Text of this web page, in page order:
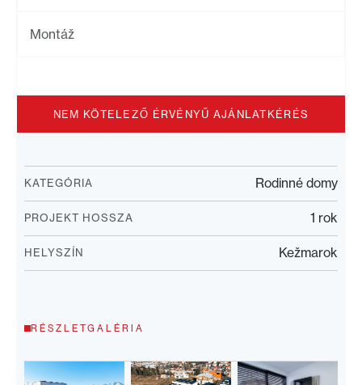
Montáž
NEM KÖTELEZŐ ÉRVÉNYŰ AJÁNLATKÉRÉS
KATEGÓRIA Rodinné domy
PROJEKT HOSSZA 1 rok
HELYSZÍN Kežmarok
RÉSZLETGALÉRIA